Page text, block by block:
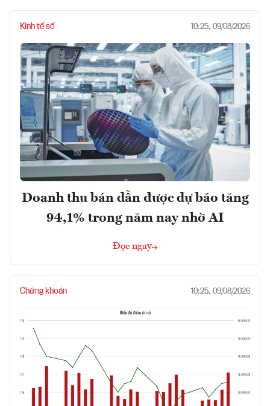
Kinh tế số 10:25, 09/08/2026
Doanh thu bán dẫn được dự báo tăng
94,1% trong năm nay nhờ AI
Đọc ngay
Chứng khoán 10:25, 09/08/2026